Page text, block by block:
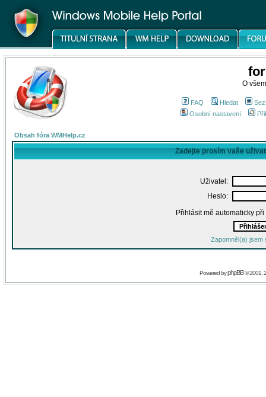
O
FAQ Hledat
Osobní nastavení
Obsah fóra WMHelp.cz
Zadejte prosím vaše
Uživatel:
Heslo:
Přihlásit mě automaticky
Zapomněl(a) jsem
Powered byphpBB© 2001,